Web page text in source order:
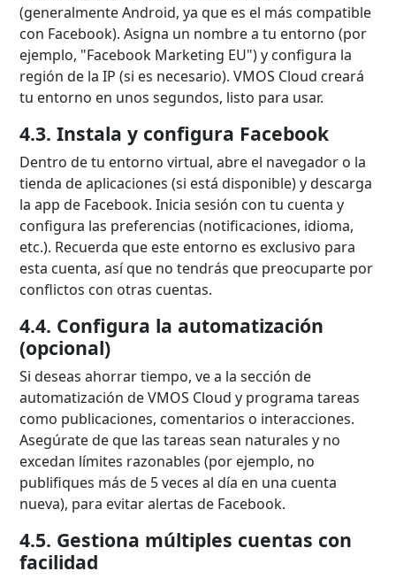
(generalmente Android, ya que es el más compatible
con Facebook). Asigna un nombre a tu entorno (por
ejemplo, "Facebook Marketing EU") y configura la
región de la IP (si es necesario). VMOS Cloud creará
tu entorno en unos segundos, listo para usar.
4.3. Instala y configura Facebook
Dentro de tu entorno virtual, abre el navegador o la
tienda de aplicaciones (si está disponible) y descarga
la app de Facebook. Inicia sesión con tu cuenta y
configura las preferencias (notificaciones, idioma,
etc.). Recuerda que este entorno es exclusivo para
esta cuenta, así que no tendrás que preocuparte por
conflictos con otras cuentas.
4.4. Configura la automatización
(opcional)
Si deseas ahorrar tiempo, ve a la sección de
automatización de VMOS Cloud y programa tareas
como publicaciones, comentarios o interacciones.
Asegúrate de que las tareas sean naturales y no
excedan límites razonables (por ejemplo, no
publifiques más de 5 veces al día en una cuenta
nueva), para evitar alertas de Facebook.
4.5. Gestiona múltiples cuentas con
facilidad